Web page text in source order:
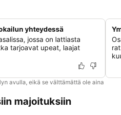
yhteydessä
jossa on lattiasta
tarjoavat upeat, laajat
avulla, eikä se välttämättä ole aina
majoituksiin